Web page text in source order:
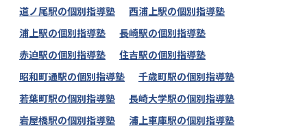
道ノ尾駅の個別指導塾
西浦上駅の個別指導塾
浦上駅の個別指導塾
長崎駅の個別指導塾
赤迫駅の個別指導塾
住吉駅の個別指導塾
昭和町通駅の個別指導塾
千歳町駅の個別指導塾
若葉町駅の個別指導塾
長崎大学駅の個別指導塾
岩屋橋駅の個別指導塾
浦上車庫駅の個別指導塾